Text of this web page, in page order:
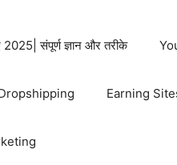
संपूर्ण ज्ञान और तरीके
Earning